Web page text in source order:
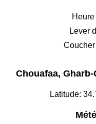
Lever
Chouafaa,
Latitude: